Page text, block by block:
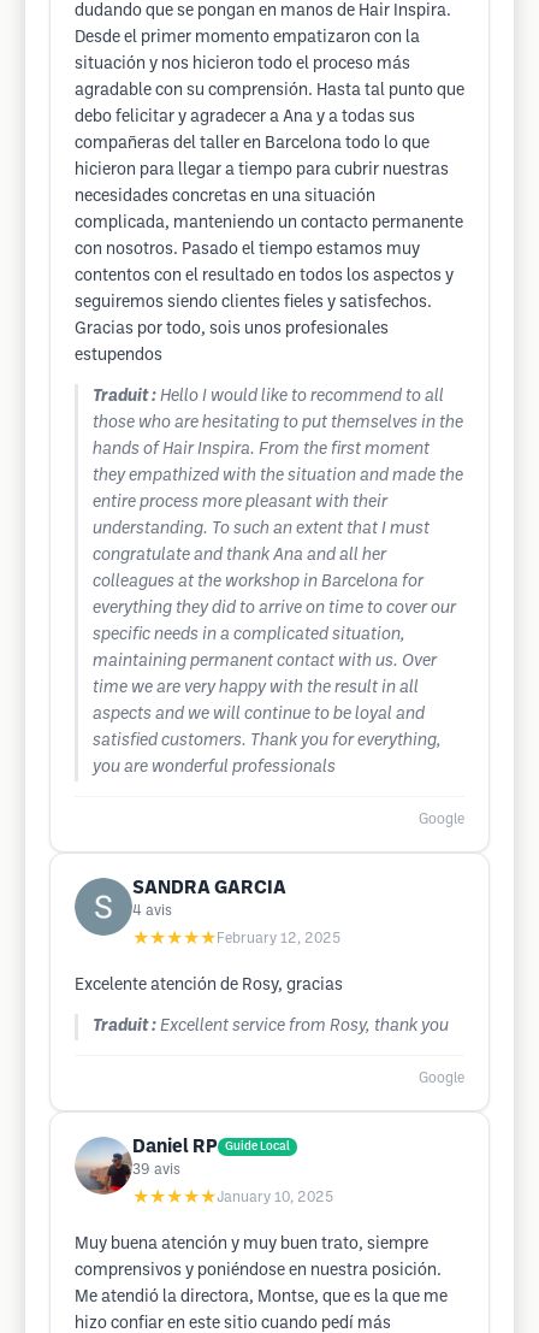
dudando que se pongan en manos de Hair Inspira.
Desde el primer momento empatizaron con la
situación y nos hicieron todo el proceso más
agradable con su comprensión. Hasta tal punto que
debo felicitar y agradecer a Ana y a todas sus
compañeras del taller en Barcelona todo lo que
hicieron para llegar a tiempo para cubrir nuestras
necesidades concretas en una situación
complicada, manteniendo un contacto permanente
con nosotros. Pasado el tiempo estamos muy
contentos con el resultado en todos los aspectos y
seguiremos siendo clientes fieles y satisfechos.
Gracias por todo, sois unos profesionales
estupendos
Traduit : Hello I would like to recommend to all
those who are hesitating to put themselves in the
hands of Hair Inspira. From the first moment
they empathized with the situation and made the
entire process more pleasant with their
understanding. To such an extent that I must
congratulate and thank Ana and all her
colleagues at the workshop in Barcelona for
everything they did to arrive on time to cover our
specific needs in a complicated situation,
maintaining permanent contact with us. Over
time we are very happy with the result in all
aspects and we will continue to be loyal and
satisfied customers. Thank you for everything,
you are wonderful professionals
Google
SANDRA GARCIA
4 avis
★★★★★ February 12, 2025
Excelente atención de Rosy, gracias
Traduit : Excellent service from Rosy, thank you
Google
Daniel RP Guide Local
39 avis
★★★★★January 10, 2025
Muy buena atención y muy buen trato, siempre
comprensivos y poniéndose en nuestra posición.
Me atendió la directora, Montse, que es la que me
hizo confiar en este sitio cuando pedí más